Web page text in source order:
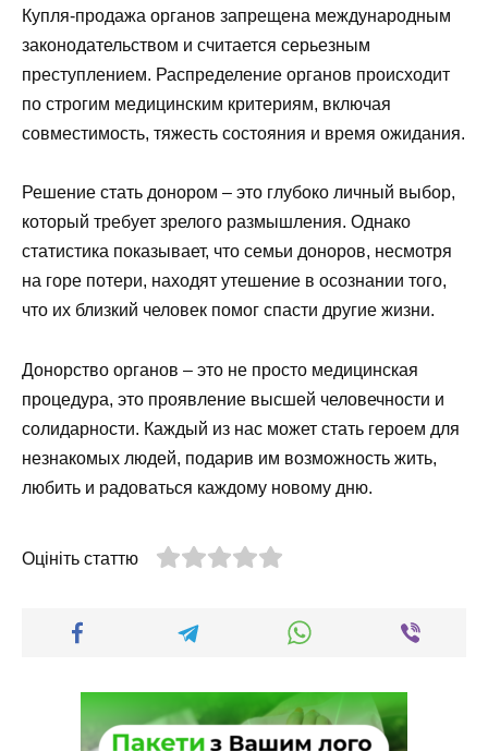
Купля-продажа органов запрещена международным
законодательством и считается серьезным
преступлением. Распределение органов происходит
по строгим медицинским критериям, включая
совместимость, тяжесть состояния и время ожидания.
Решение стать донором – это глубоко личный выбор,
который требует зрелого размышления. Однако
статистика показывает, что семьи доноров, несмотря
на горе потери, находят утешение в осознании того,
что их близкий человек помог спасти другие жизни.
Донорство органов – это не просто медицинская
процедура, это проявление высшей человечности и
солидарности. Каждый из нас может стать героем для
незнакомых людей, подарив им возможность жить,
любить и радоваться каждому новому дню.
Оцініть статтю